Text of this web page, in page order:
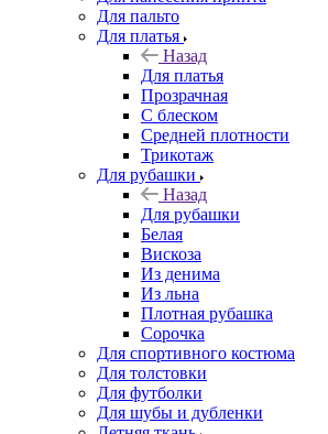
Для пальто
Для платья
Назад
Для платья
Прозрачная
С блеском
Средней плотности
Трикотаж
Для рубашки
Назад
Для рубашки
Белая
Вискоза
Из денима
Из льна
Плотная рубашка
Сорочка
Для спортивного костюма
Для толстовки
Для футболки
Для шубы и дубленки